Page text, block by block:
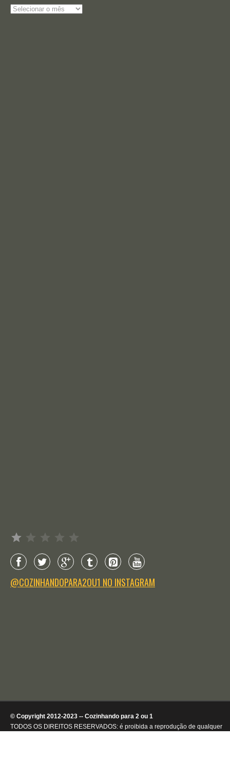
Arquivos
@COZINHANDOPARA2OU1 NO INSTAGRAM
© Copyright 2012-2023 -- Cozinhando para 2 ou 1
TODOS OS DIREITOS RESERVADOS: é proibida a reprodução de qualquer